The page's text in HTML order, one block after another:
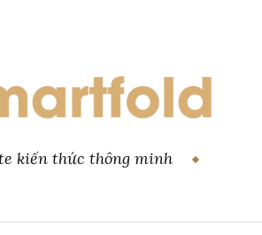
kiến thức thông minh